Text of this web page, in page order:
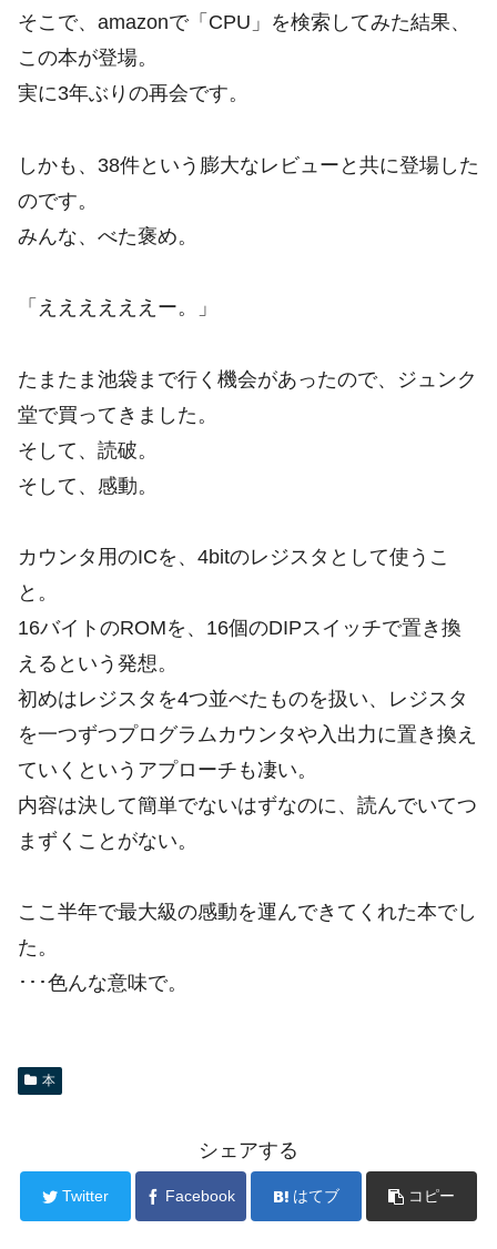
そこで、amazonで「CPU」を検索してみた結果、
この本が登場。
実に3年ぶりの再会です。
しかも、38件という膨大なレビューと共に登場した
のです。
みんな、べた褒め。
「ええええええー。」
たまたま池袋まで行く機会があったので、ジュンク
堂で買ってきました。
そして、読破。
そして、感動。
カウンタ用のICを、4bitのレジスタとして使うこ
と。
16バイトのROMを、16個のDIPスイッチで置き換
えるという発想。
初めはレジスタを4つ並べたものを扱い、レジスタ
を一つずつプログラムカウンタや入出力に置き換え
ていくというアプローチも凄い。
内容は決して簡単でないはずなのに、読んでいてつ
まずくことがない。
ここ半年で最大級の感動を運んできてくれた本でし
た。
･･･色んな意味で。
本
シェアする
Twitter Facebook はてブ コピー